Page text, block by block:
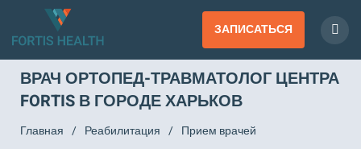
ЗАПИСАТЬСЯ
ВРАЧ ОРТОПЕД-ТРАВМАТОЛОГ ЦЕНТРА
FORTIS В ГОРОДЕ ХАРЬКОВ
Главная / Реабилитация / Прием врачей